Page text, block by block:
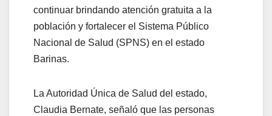
continuar brindando atención gratuita a la
población y fortalecer el Sistema Público
Nacional de Salud (SPNS) en el estado
Barinas.
La Autoridad Única de Salud del estado,
Claudia Bernate, señaló que las personas